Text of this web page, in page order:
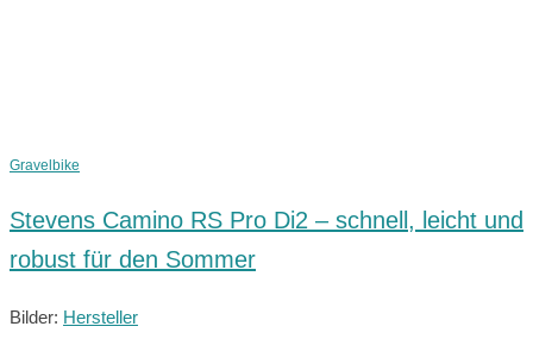
Gravelbike
Stevens Camino RS Pro Di2 – schnell, leicht und
robust für den Sommer
Bilder: Hersteller